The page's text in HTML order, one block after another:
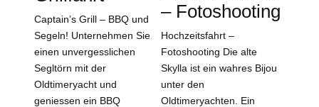
Captain’s Grill – BBQ und
Segeln! Unternehmen Sie
einen unvergesslichen
Segltörn mit der
Oldtimeryacht und
geniessen ein BBQ
– Fotoshooting
Hochzeitsfahrt –
Fotoshooting Die alte
Skylla ist ein wahres Bijou
unter den
Oldtimeryachten. Ein